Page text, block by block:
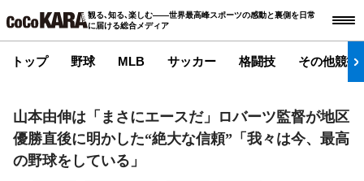
観る､知る､楽しむ――世界最高峰スポーツの感動と裏側を日常
に届ける総合メディア
トップ 野球 MLB サッカー 格闘技 その他競技
山本由伸は「まさにエースだ」ロバーツ監督が地区
優勝直後に明かした“絶大な信頼”「我々は今、最高
の野球をしている」